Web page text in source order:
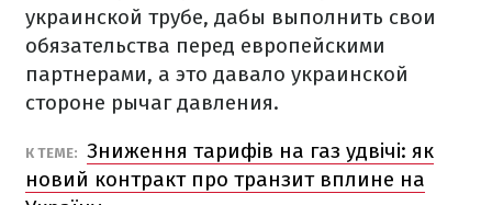
украинской трубе, дабы выполнить свои
обязательства перед европейскими
партнерами, а это давало украинской
стороне рычаг давления.
К ТЕМЕ: Зниження тарифів на газ удвічі: як
новий контракт про транзит вплине на